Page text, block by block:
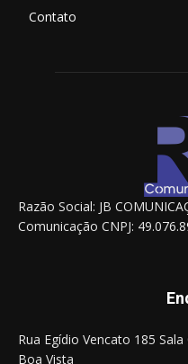
Contato
Razão Social: JB
Comunicação CNPJ:
Rua Egídio Vencato 185 Sala
Boa Vista